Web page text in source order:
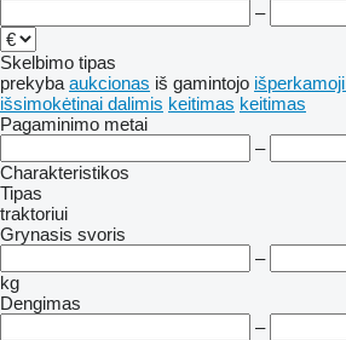
–
Skelbimo tipas
prekyba aukcionas iš gamintojo
išsimokėtinai dalimis keitimas keitimas
Pagaminimo metai
–
Charakteristikos
Tipas
traktoriui
Grynasis svoris
–
kg
Dengimas
–